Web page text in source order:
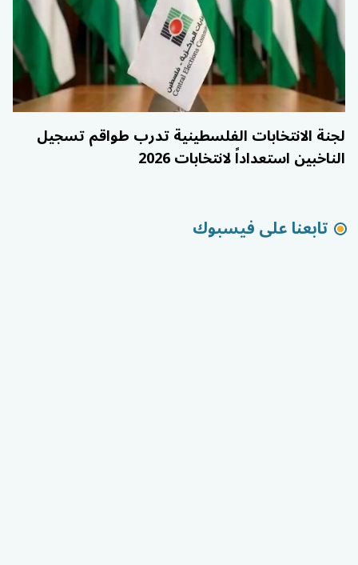
لجنة الانتخابات الفلسطينية تدرب طواقم تسجيل
الناخبين استعداداً لانتخابات 2026
تابعنا على فيسبوك